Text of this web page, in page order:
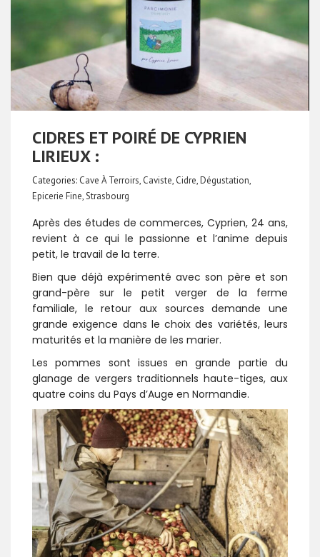
CIDRES ET POIRÉ DE CYPRIEN
LIRIEUX :
Categories: Cave À Terroirs, Caviste, Cidre,Dégustation,
Epicerie Fine,Strasbourg
Après des études de commerces, Cyprien, 24 ans,
revient à ce qui le passionne et l’anime depuis
petit, le travail de la terre.
Bien que déjà expérimenté avec son père et son
grand-père sur le petit verger de la ferme
familiale, le retour aux sources demande une
grande exigence dans le choix des variétés, leurs
maturités et la manière de les marier.
Les pommes sont issues en grande partie du
glanage de vergers traditionnels haute-tiges, aux
quatre coins du Pays d’Auge en Normandie.